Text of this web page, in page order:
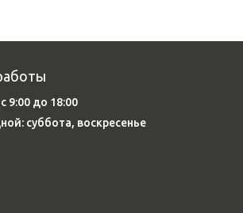
9:00 до 18:00
суббота, воскресенье